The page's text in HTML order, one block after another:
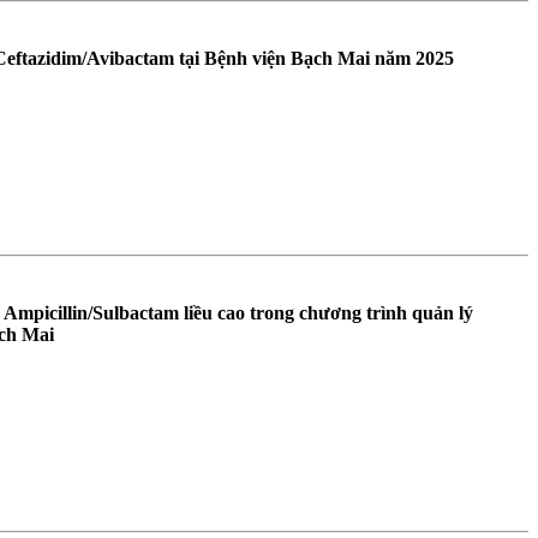
Avibactam tại Bệnh viện Bạch Mai năm 2025
Sulbactam liều cao trong chương trình quản lý
Mai